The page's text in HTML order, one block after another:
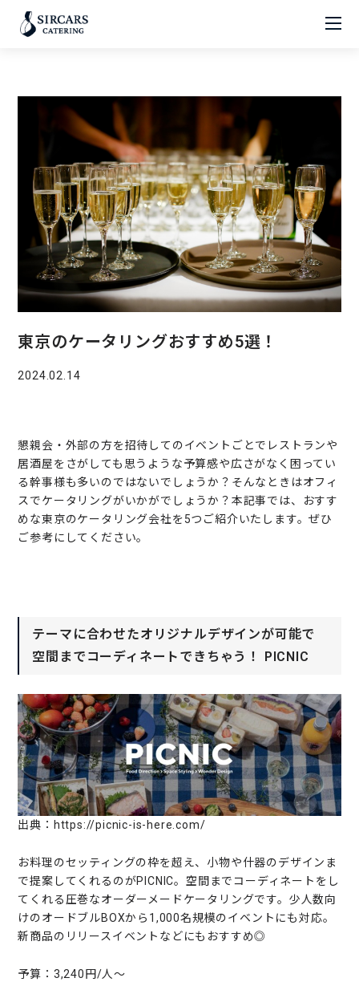
東京のケータリングおすすめ5選！
2024.02.14
懇親会・外部の方を招待してのイベントごとでレストランや
居酒屋をさがしても思うような予算感や広さがなく困ってい
る幹事様も多いのではないでしょうか？そんなときはオフィ
スでケータリングがいかがでしょうか？本記事では、おすす
めな東京のケータリング会社を5つご紹介いたします。ぜひ
ご参考にしてください。
テーマに合わせたオリジナルデザインが可能で
空間までコーディネートできちゃう！ PICNIC
出典：https://picnic-is-here.com/
お料理のセッティングの枠を超え、小物や什器のデザインま
で提案してくれるのがPICNIC。空間までコーディネートをし
てくれる圧巻なオーダーメードケータリングです。少人数向
けのオードブルBOXから1,000名規模のイベントにも対応。
新商品のリリースイベントなどにもおすすめ◎
予算：3,240円/人〜